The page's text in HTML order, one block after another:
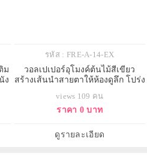
ม
ง
รหัส : FRE-A-14-EX
วอลเปเปอร์อุโมงค์ต้นไม้สีเขียว
สร้างเส้นนำสายตาให้ห้องดูลึก โปร่ง
views 109 คน
ราคา 0 บาท
ดูรายละเอียด